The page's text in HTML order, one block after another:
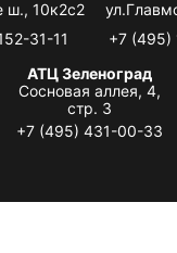
ш., 10к2с2
31-11
+7 (495)
АТЦ Зеленоград
Сосновая аллея, 4,
стр. 3
+7 (495) 431-00-33